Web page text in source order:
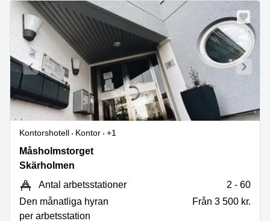
Kontorshotell Kontor
+1
Måsholmstorget
3,
Måsholmstorget
Skärholmen
Antal arbetsstationer
2 - 60
Den månatliga hyran
per arbetsstation
Från 3 500 kr.